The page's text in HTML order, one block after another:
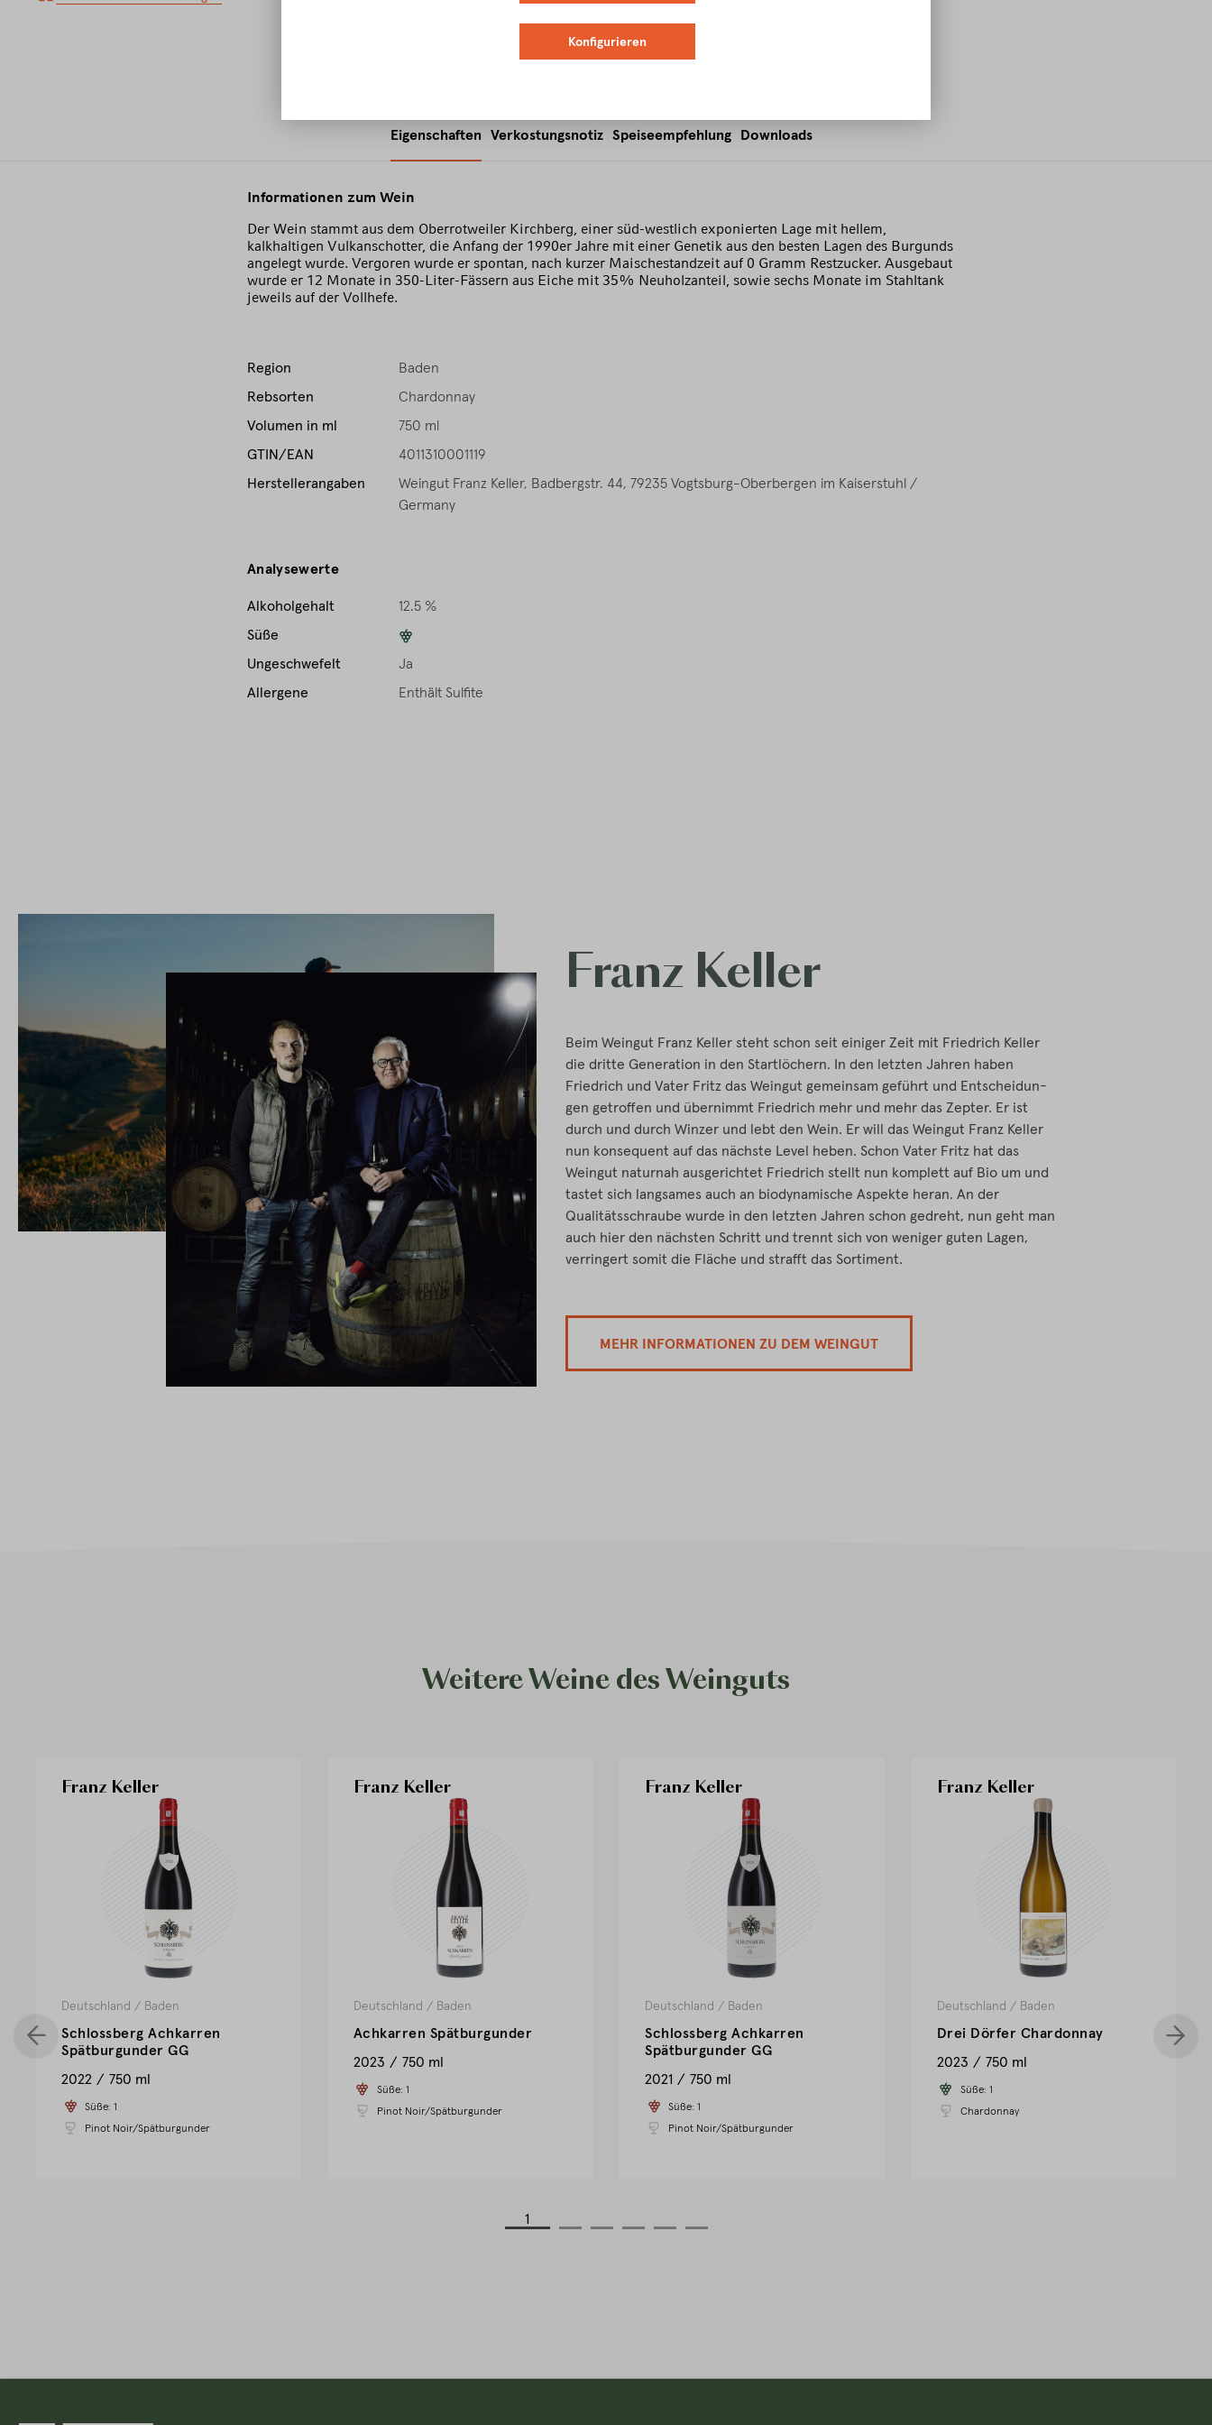
Eigenschaften Verkostungsnotiz Speiseempfehlung Downloads
Informationen zum Wein
Der Wein stammt aus dem Oberrotweiler Kirchberg, einer süd-westlich exponierten Lage mit hellem,
kalkhaltigen Vulkanschotter, die Anfang der 1990er Jahre mit einer Genetik aus den besten Lagen des Burgunds
angelegt wurde. Vergoren wurde er spontan, nach kurzer Maischestandzeit auf 0 Gramm Restzucker. Ausgebaut
wurde er 12 Monate in 350-Liter-Fässern aus Eiche mit 35% Neuholzanteil, sowie sechs Monate im Stahltank
jeweils auf der Vollhefe.
Region
Baden
Rebsorten
Chardonnay
Volumen in ml
750 ml
GTIN/EAN
4011310001119
Herstellerangaben
Weingut Franz Keller, Badbergstr. 44, 79235 Vogtsburg-Oberbergen im Kaiserstuhl /
Germany
Analysewerte
Alkoholgehalt
12.5 %
Süße
1
Ungeschwefelt
Ja
Allergene
Enthält Sulfite
Franz Keller
Beim Weingut Franz Keller steht schon seit einiger Zeit mit Friedrich Keller
die dritte Generation in den Startlöchern. In den letzten Jahren haben
Friedrich und Vater Fritz das Weingut gemeinsam geführt und Entscheidun-
gen getroffen und übernimmt Friedrich mehr und mehr das Zepter. Er ist
durch und durch Winzer und lebt den Wein. Er will das Weingut Franz Keller
nun konsequent auf das nächste Level heben. Schon Vater Fritz hat das
Weingut naturnah ausgerichtet Friedrich stellt nun komplett auf Bio um und
tastet sich langsames auch an biodynamische Aspekte heran. An der
Qualitätsschraube wurde in den letzten Jahren schon gedreht, nun geht man
auch hier den nächsten Schritt und trennt sich von weniger guten Lagen,
verringert somit die Fläche und strafft das Sortiment.
MEHR INFORMATIONEN ZU DEM WEINGUT
Weitere Weine des Weinguts
1
Franz Keller
Deutschland / Baden
Schlossberg Achkarren
Spätburgunder GG
2022
750 ml
Süße: 1
Pinot Noir/Spätburgunder
Franz Keller
Deutschland / Baden
Achkarren Spätburgunder
2023
750 ml
Süße: 1
Pinot Noir/Spätburgunder
Franz Keller
Deutschland / Baden
Schlossberg Achkarren
Spätburgunder GG
2021
750 ml
Süße: 1
Pinot Noir/Spätburgunder
Franz Keller
Deutschland / Baden
Drei Dörfer Chardonnay
2023
750 ml
Süße: 1
Chardonnay
Konfigurieren